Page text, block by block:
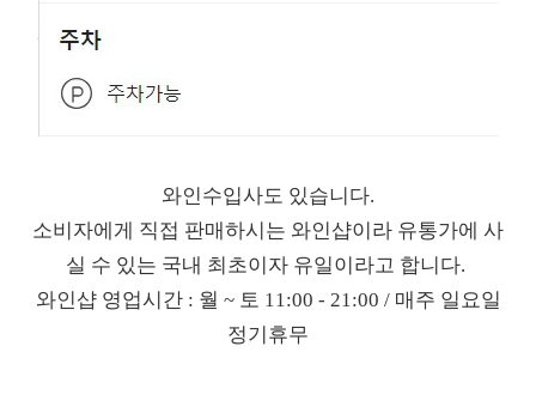
와인수입사도 있습니다.
소비자에게 직접 판매하시는 와인샵이라 유통가에 사
실 수 있는 국내 최초이자 유일이라고 합니다.
와인샵 영업시간 : 월 ~ 토 11:00 - 21:00 / 매주 일요일
정기휴무